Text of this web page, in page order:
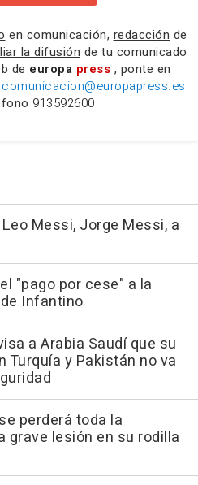
en comunicación, redacción de
la difusión de tu comunicado
de europa press , ponte en
comunicacion@europapress.es
913592600
Messi, Jorge Messi, a
"pago por cese" a la
Infantino
a Arabia Saudí que su
Turquía y Pakistán no va
perderá toda la
grave lesión en su rodilla